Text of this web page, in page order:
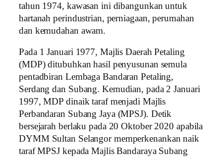
tahun 1974, kawasan ini dibangunkan untuk
hartanah perindustrian, perniagaan, perumahan
dan kemudahan awam.
Pada 1 Januari 1977, Majlis Daerah Petaling
(MDP) ditubuhkan hasil penyusunan semula
pentadbiran Lembaga Bandaran Petaling,
Serdang dan Subang. Kemudian, pada 2 Januari
1997, MDP dinaik taraf menjadi Majlis
Perbandaran Subang Jaya (MPSJ). Detik
bersejarah berlaku pada 20 Oktober 2020 apabila
DYMM Sultan Selangor memperkenankan naik
taraf MPSJ kepada Majlis Bandaraya Subang